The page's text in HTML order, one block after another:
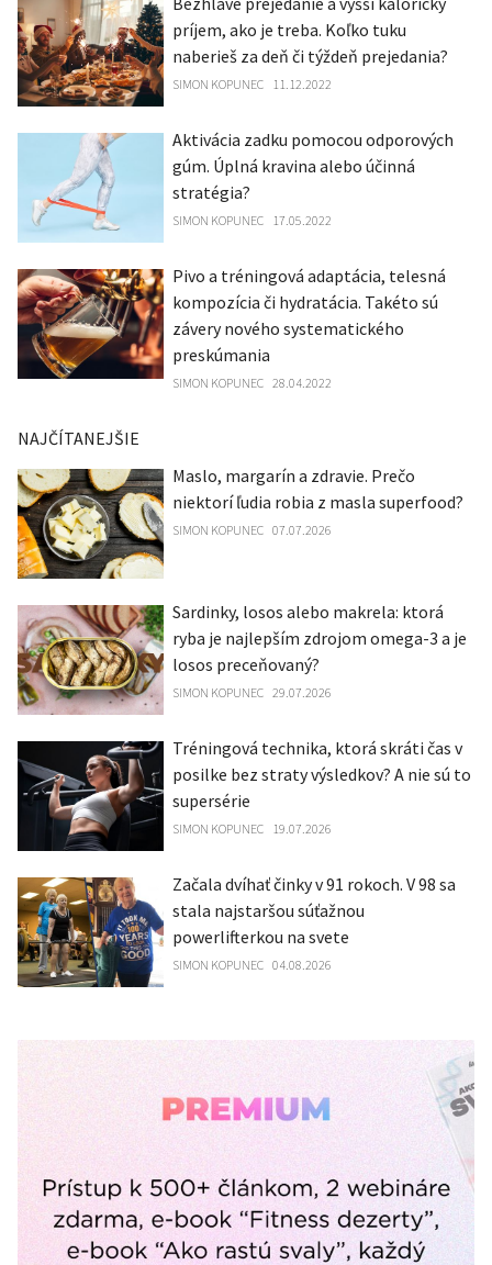
príjem, ako je treba. Koľko tuku
naberieš za deň či týždeň prejedania?
SIMON KOPUNEC 11.12.2022
Aktivácia zadku pomocou odporových
gúm. Úplná kravina alebo účinná
stratégia?
SIMON KOPUNEC 17.05.2022
Pivo a tréningová adaptácia, telesná
kompozícia či hydratácia. Takéto sú
závery nového systematického
preskúmania
SIMON KOPUNEC 28.04.2022
NAJČÍTANEJŠIE
Maslo, margarín a zdravie. Prečo
niektorí ľudia robia z masla superfood?
SIMON KOPUNEC 07.07.2026
Sardinky, losos alebo makrela: ktorá
ryba je najlepším zdrojom omega-3 a je
losos preceňovaný?
SIMON KOPUNEC 29.07.2026
Tréningová technika, ktorá skráti čas v
posilke bez straty výsledkov? A nie sú to
supersérie
SIMON KOPUNEC 19.07.2026
Začala dvíhať činky v 91 rokoch. V 98 sa
stala najstaršou súťažnou
powerlifterkou na svete
SIMON KOPUNEC 04.08.2026